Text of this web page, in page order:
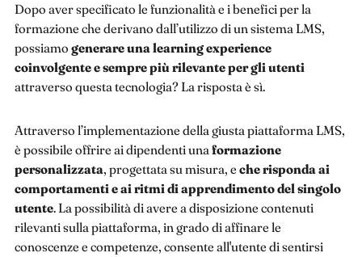
Dopo aver specificato le funzionalità e i benefici per la
formazione che derivano dall’utilizzo di un sistema LMS,
possiamo generare una learning experience
coinvolgente e sempre più rilevante per gli utenti
attraverso questa tecnologia? La risposta è sì.
Attraverso l’implementazione della giusta piattaforma LMS,
è possibile offrire ai dipendenti unaformazione
personalizzata, progettata su misura, e che risponda ai
comportamenti e ai ritmi di apprendimento del singolo
utente. La possibilità di avere a disposizione contenuti
rilevanti sulla piattaforma, in grado di affinare le
conoscenze e competenze, consente all'utente di sentirsi